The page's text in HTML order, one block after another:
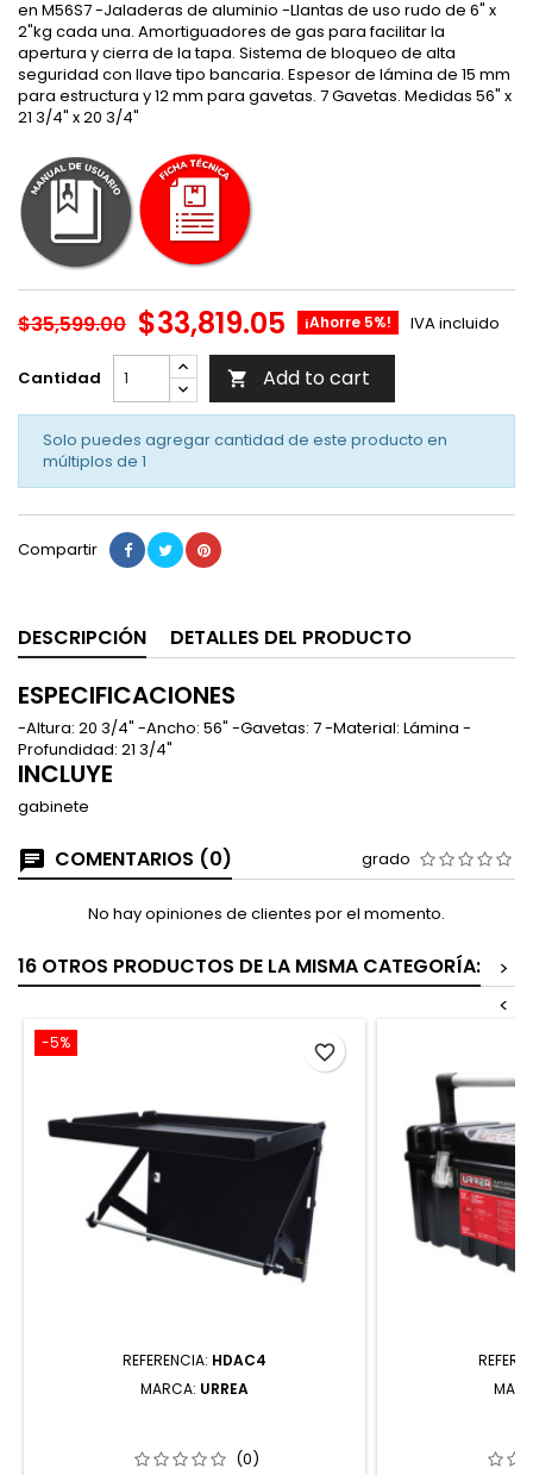
en M56S7 -Jaladeras de aluminio -Llantas de uso rudo de 6" x
2"kg cada una. Amortiguadores de gas para facilitar la
apertura y cierra de la tapa. Sistema de bloqueo de alta
seguridad con llave tipo bancaria. Espesor de lámina de 15 mm
para estructura y 12 mm para gavetas. 7 Gavetas. Medidas 56" x
21 3/4" x 20 3/4"
$35,599.00 $33,819.05 ¡Ahorre 5%! IVA incluido
Cantidad  Add to cart
Solo puedes agregar cantidad de este producto en
múltiplos de 1
Compartir
DESCRIPCIÓN DETALLES DEL PRODUCTO
ESPECIFICACIONES
-Altura: 20 3/4" -Ancho: 56" -Gavetas: 7 -Material: Lámina -
Profundidad: 21 3/4"
INCLUYE
gabinete
COMENTARIOS (0) grado
No hay opiniones de clientes por el momento.
16 OTROS PRODUCTOS DE LA MISMA CATEGORÍA:
>
<
-5%
REFERENCIA: HDAC4
MARCA: URREA
(0)
favorite_border
21" X